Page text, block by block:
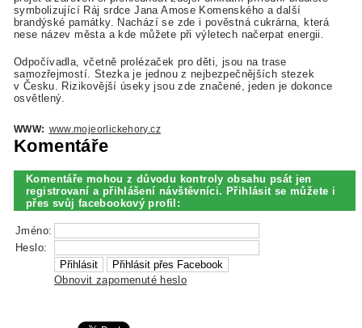
symbolizující Ráj srdce Jana Amose Komenského a další
brandýské památky. Nachází se zde i pověstná cukrárna, která
nese název města a kde můžete při výletech načerpat energii.
Odpočívadla, včetně prolézaček pro děti, jsou na trase
samozřejmostí. Stezka je jednou z nejbezpečnějších stezek
v Česku. Rizikovější úseky jsou zde značené, jeden je dokonce
osvětlený.
WWW: www.mojeorlickehory.cz
Komentáře
Komentáře mohou z důvodu kontroly obsahu psát jen
registrovaní a přihlášení návštěvníci. Přihlásit se můžete i
přes svůj facebookový profil:
Jméno:
Heslo:
Obnovit zapomenuté heslo